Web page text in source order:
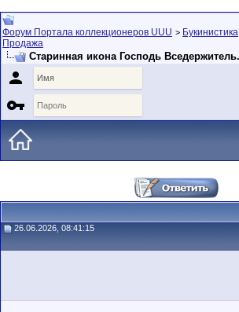
Форум Портала коллекционеров UUU > Букинистика
Продажа
Старинная икона Господь Вседержитель.


26.06.2026, 08:41:15